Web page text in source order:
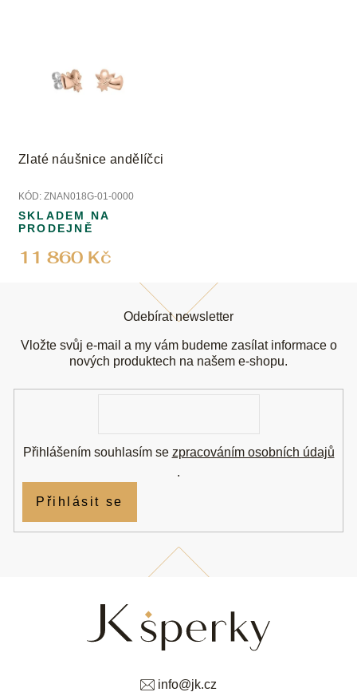
Zlaté náušnice andělíčci
KÓD: ZNAN018G-01-0000
11 860 Kč
SKLADEM NA
PRODEJNĚ
info@jk.cz
Odebírat newsletter
Vložte svůj e-mail a my vám budeme zasílat informace o
nových produktech na našem e-shopu.
Přihlášením souhlasím se zpracováním osobních údajů
.
Přihlásit se